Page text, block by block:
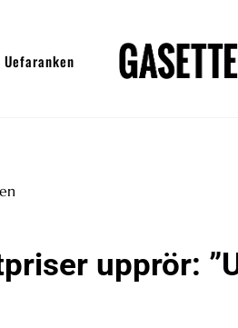
Uefaranken
upprör: